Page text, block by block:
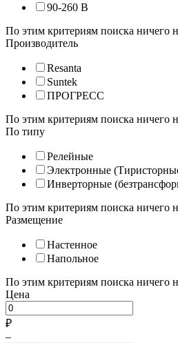
90-260 В
По этим критериям поиска ничего
Производитель
Resanta
Suntek
ПРОГРЕСС
По этим критериям поиска ничего
По типу
Релейные
Электронные
Инверторные
По этим критериям поиска ничего
Размещение
Настенное
Напольное
По этим критериям поиска ничего
Цена
₽
–